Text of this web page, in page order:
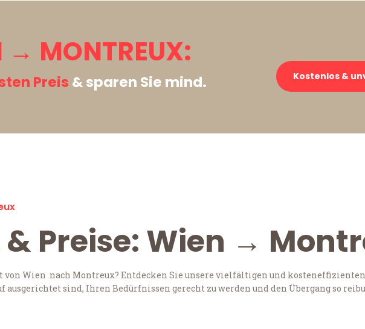
→ MONTREUX:
Preis & sparen Sie mind.
Kostenlos &
Preise: Wien →
von Wien nach Montreux? Entdecken Sie unsere vielfältigen und
ausgerichtet sind, Ihren Bedürfnissen gerecht zu werden und den Übergang so